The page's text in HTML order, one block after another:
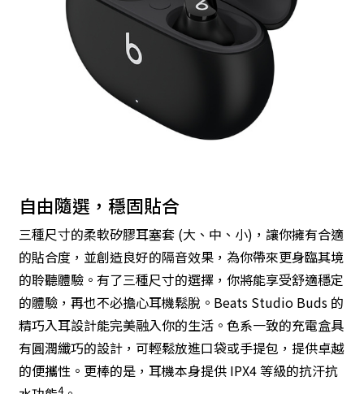
自由隨選，穩固貼合
三種尺寸的柔軟矽膠耳塞套 (大、中、小)，讓你擁有合適
的貼合度，並創造良好的隔音效果，為你帶來更身臨其境
的聆聽體驗。有了三種尺寸的選擇，你將能享受舒適穩定
的體驗，再也不必擔心耳機鬆脫。Beats Studio Buds 的
精巧入耳設計能完美融入你的生活。色系一致的充電盒具
有圓潤纖巧的設計，可輕鬆放進口袋或手提包，提供卓越
的便攜性。更棒的是，耳機本身提供 IPX4 等級的抗汗抗
4